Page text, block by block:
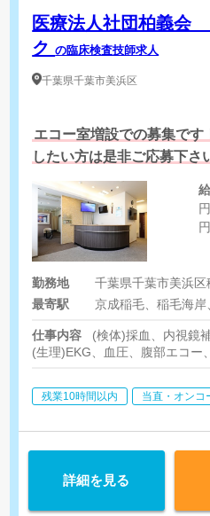
医療法人社団柏義会
クの臨床検査技師求人
千葉県千葉市美浜区
エコー室増設での募集です
したい方は是非ご応募下さ
勤務地
千葉県千葉市美浜区
最寄駅
京成稲毛、稲毛海岸
仕事内容
(検体)採血、内視鏡
(生理)EKG、血圧、腹部エコー
残業10時間以内 当直・オンコ
詳細を見る